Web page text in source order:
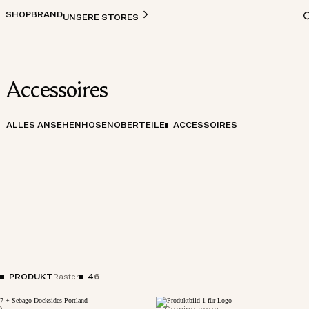
SHOPBRANDUNSERE STORES
Accessoires
ALLES ANSEHEN HOSEN OBERTEILE ACCESSOIRES
PRODUKT Raster 46